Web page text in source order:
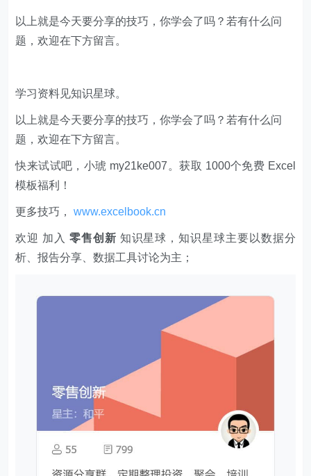
以上就是今天要分享的技巧，你学会了吗？若有什么问
题，欢迎在下方留言。
学习资料见知识星球。
以上就是今天要分享的技巧，你学会了吗？若有什么问
题，欢迎在下方留言。
快来试试吧，小琥 my21ke007。获取 1000个免费 Excel
模板福利​​​​！
更多技巧，www.excelbook.cn
欢迎 加入 零售创新 知识星球，知识星球主要以数据分
析、报告分享、数据工具讨论为主；